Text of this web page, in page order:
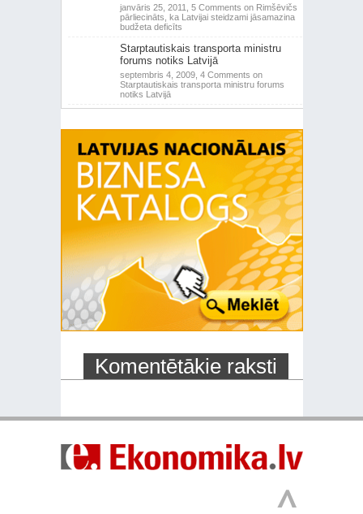
janvāris 25, 2011, 5 Comments on Rimšēvičs
pārliecināts, ka Latvijai steidzami jāsamazina
budžeta deficīts
Starptautiskais transporta ministru
forums notiks Latvijā
septembris 4, 2009, 4 Comments on
Starptautiskais transporta ministru forums
notiks Latvijā
Komentētākie raksti